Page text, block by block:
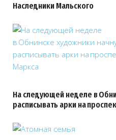
Наследники Мальского
На следующей неделе в
расписывать арки на